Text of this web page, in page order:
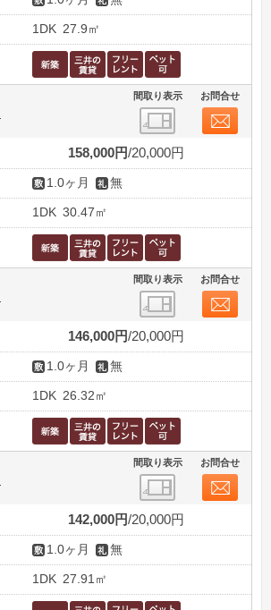
1DK 27.9㎡
間取り表示 お問合せ
158,000円 20,000円
1.0ヶ月 無
1DK 30.47㎡
間取り表示 お問合せ
146,000円 20,000円
1.0ヶ月 無
1DK 26.32㎡
間取り表示 お問合せ
142,000円 20,000円
1.0ヶ月 無
1DK 27.91㎡